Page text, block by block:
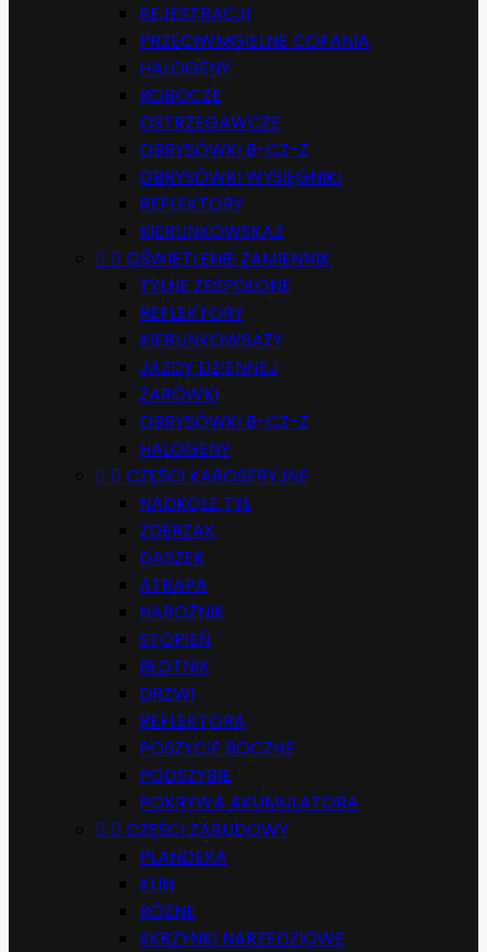
REJESTRACJI
PRZECIWMGIELNE COFANIA
HALOGENY
ROBOCZE
OSTRZEGAWCZE
OBRYSÓWKI B-CZ-Ż
OBRYSÓWKI WYSIĘGNIKI
REFLEKTORY
KIERUNKOWSKAZ
  OŚWIETLENIE ZAMIENNIK
TYLNE ZESPOLONE
REFLEKTORY
KIERUNKOWSAZY
JAZDY DZIENNEJ
ŻARÓWKI
OBRYSÓWKI B-CZ-Ż
HALOGENY
  CZĘŚCI KAROSERYJNE
NADKOLE TYŁ
ZDERZAK
DASZEK
ATRAPA
NAROŻNIK
STOPIEŃ
BŁOTNIK
DRZWI
REFLEKTORA
POSZYCIE BOCZNE
PODSZYBIE
POKRYWA AKUMULATORA
  CZĘŚCI ZABUDOWY
PLANDEKA
KLIN
RÓŻNE
SKRZYNKI NARZEDZIOWE